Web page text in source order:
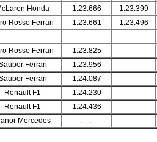
Honda 1:23.666
1:23.399
Rosso Ferrari 1:23.661
1:23.496
--------------- ---------- ----------
Rosso Ferrari
1:23.825
Ferrari
1:23.956
Ferrari
1:24.087
Renault F1
1:24.230
Renault F1
1:24.436
Mercedes - :—.---